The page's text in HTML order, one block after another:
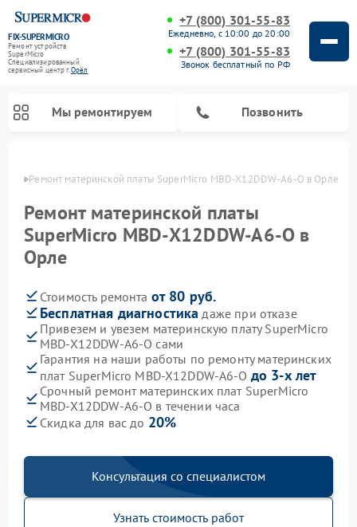
FIX-SUPERMICRO
Ремонт устройств
SuperMicro
Специализированный
cервисный центр г.Орёл
+7 (800) 301-55-83
Ежедневно, с 10:00 до 20:00
+7 (800) 301-55-83
Звонок бесплатный по РФ
Мы ремонтируем Позвонить
Ремонт материнской платы SuperMicro MBD-X12DDW-A6-O в Орле
Ремонт материнской платы
SuperMicro MBD-X12DDW-A6-O в
Орле
Стоимость ремонта от 80 руб.
Бесплатная диагностика даже при отказе
Привезем и увезем материнскую плату SuperMicro
MBD-X12DDW-A6-O сами
Гарантия на наши работы по ремонту материнских
плат SuperMicro MBD-X12DDW-A6-O до 3-х лет
Срочный ремонт материнских плат SuperMicro
MBD-X12DDW-A6-O в течении часа
Скидка для вас до 20%
Консультация со специалистом
Узнать стоимость работ